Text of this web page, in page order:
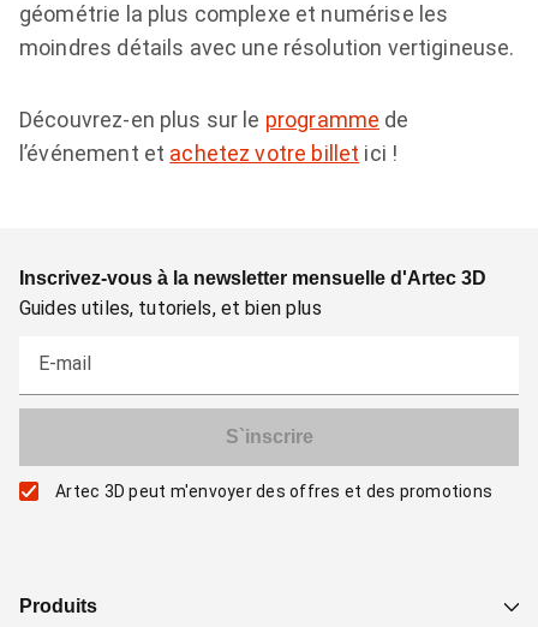
géométrie la plus complexe et numérise les
moindres détails avec une résolution vertigineuse.
Découvrez-en plus sur le programme de
l’événement et achetez votre billet ici !
Inscrivez-vous à la newsletter mensuelle d'Artec 3D
Guides utiles, tutoriels, et bien plus
E-mail
Artec 3D peut m'envoyer des offres et des promotions
Produits